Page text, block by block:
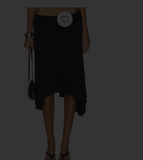
Favorite ЮБКА МИДИ SHARNI